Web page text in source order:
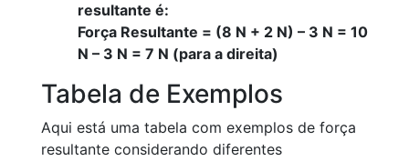
resultante é:
Força Resultante = (8 N + 2 N) – 3 N = 10
N – 3 N = 7 N (para a direita)
Tabela de Exemplos
Aqui está uma tabela com exemplos de força
resultante considerando diferentes